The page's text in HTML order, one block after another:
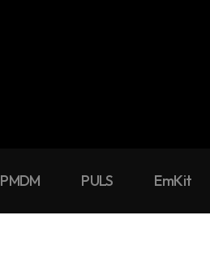
PMDM PULS EmKit